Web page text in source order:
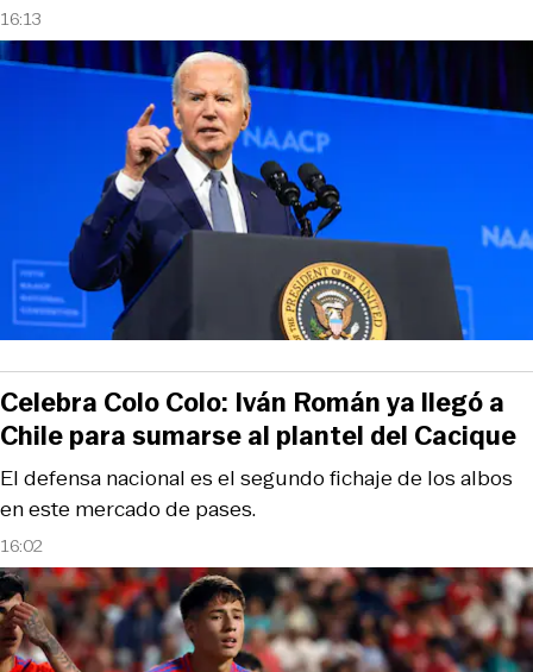
16:13
16:02
El defensa nacional es el segundo fichaje de los albos
en este mercado de pases.
Celebra Colo Colo: Iván Román ya llegó a
Chile para sumarse al plantel del Cacique